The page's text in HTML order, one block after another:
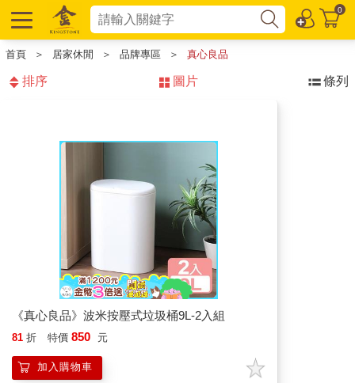
0
首頁 ＞ 居家休閒 ＞ 品牌專區 ＞ 真心良品
排序 圖片 條列
《真心良品》波米按壓式垃圾桶9L-2入組
81 折 特價 850 元
加入購物車